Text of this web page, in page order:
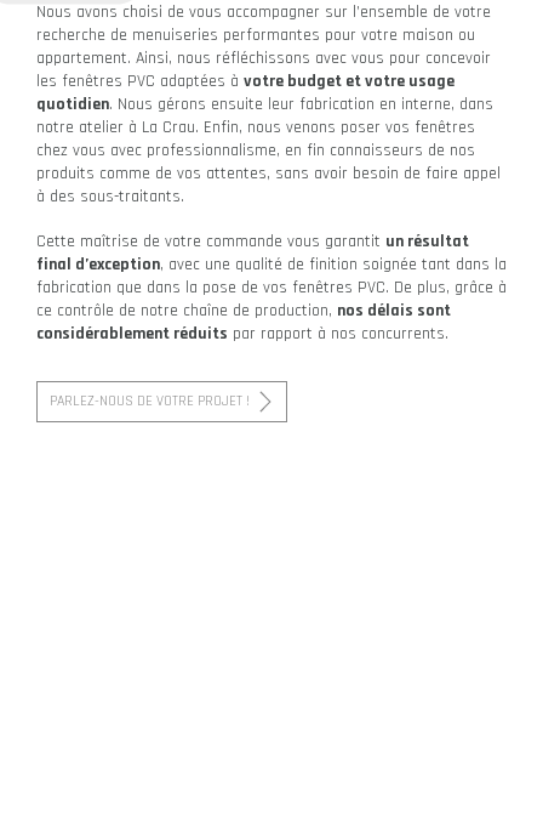
Nous avons choisi de vous accompagner sur l’ensemble de votre
recherche de menuiseries performantes pour votre maison ou
appartement. Ainsi, nous réfléchissons avec vous pour concevoir
les fenêtres PVC adaptées à votre budget et votre usage
quotidien. Nous gérons ensuite leur fabrication en interne, dans
notre atelier à La Crau. Enfin, nous venons poser vos fenêtres
chez vous avec professionnalisme, en fin connaisseurs de nos
produits comme de vos attentes, sans avoir besoin de faire appel
à des sous-traitants.
Cette maîtrise de votre commande vous garantit un résultat
final d’exception, avec une qualité de finition soignée tant dans la
fabrication que dans la pose de vos fenêtres PVC. De plus, grâce à
ce contrôle de notre chaîne de production, nos délais sont
considérablement réduits par rapport à nos concurrents.
PARLEZ-NOUS DE VOTRE PROJET !